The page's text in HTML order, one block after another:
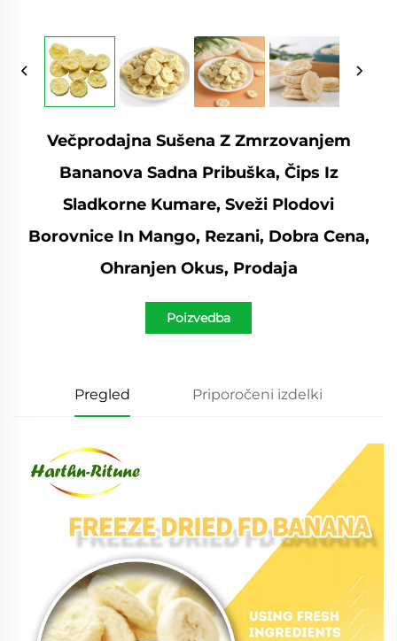
Večprodajna Sušena Z Zmrzovanjem
Bananova Sadna Pribuška, Čips Iz
Sladkorne Kumare, Sveži Plodovi
Borovnice In Mango, Rezani, Dobra Cena,
Ohranjen Okus, Prodaja
Poizvedba
Pregled Priporočeni izdelki